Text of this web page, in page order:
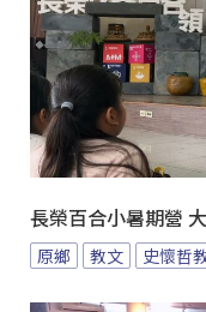
長榮百合小暑期營
原鄉 教文 史懷哲